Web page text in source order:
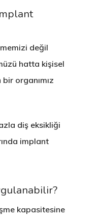
değil
hatta kişisel
organımız
diş eksikliği
implant
kapasitesine